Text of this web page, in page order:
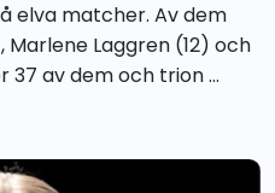
elva matcher. Av dem
Marlene Laggren (12) och
37 av dem och trion ...